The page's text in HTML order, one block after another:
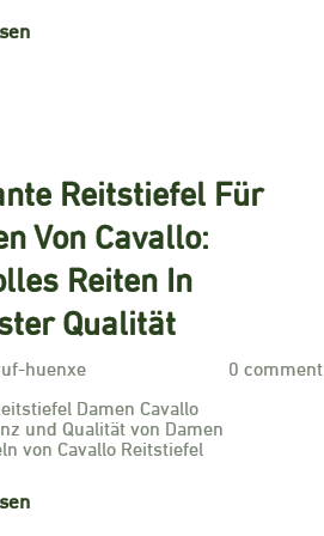
Reitstiefel Für
Von Cavallo:
Reiten In
Qualität
huenxe
0 comment
Damen Cavallo
und Qualität von Damen
von Cavallo Reitstiefel